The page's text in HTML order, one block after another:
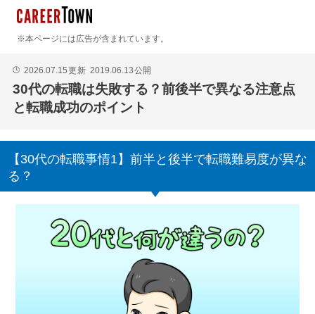
※本ページには広告が含まれています。
🕒 2026.07.15更新 2019.06.13公開
30代の転職は失敗する？前後半で異なる注意点
と転職成功のポイント
【30代の転職事情1】前半と後半で転職難易度が異な
る？